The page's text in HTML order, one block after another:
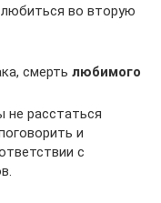
во вторую
смерть любимого
не расстаться
и
с